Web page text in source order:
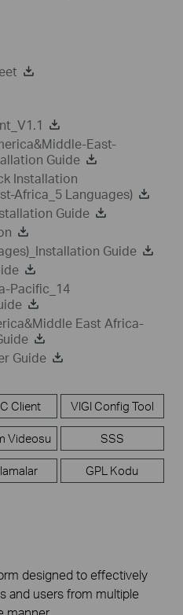
East-
Guide
Installation
Africa_5 Languages)
Guide
Guide
Pacific_14
East Africa-
Guide
Client VIGI Config Tool
Videosu SSS
GPL Kodu
designed to effectively
and users from multiple